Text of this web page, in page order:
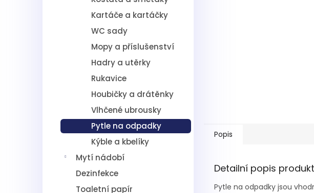
Kartáče a kartáčky
WC sady
Mopy a příslušenství
Hadry a utěrky
Rukavice
Houbičky a drátěnky
Vlhčené ubrousky
Pytle na odpadky
Kýble a kbelíky
Mytí nádobí
Dezinfekce
Toaletní papír
Popis
Detailní popis
Pytle na odpadky jsou